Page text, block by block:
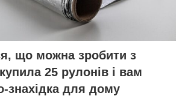
що можна зробити з
25 рулонів і вам
знахідка для дому